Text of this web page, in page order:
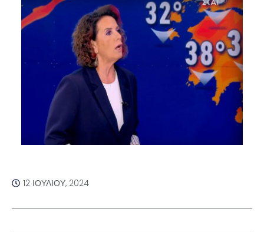
12 ΙΟΥΛΊΟΥ, 2024